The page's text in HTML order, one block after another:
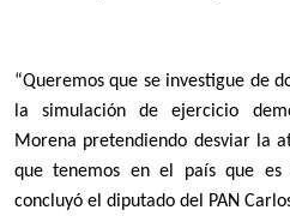
“Queremos que se investigue de
la simulación de ejercicio
Morena pretendiendo desviar la
que tenemos en el país que es
concluyó el diputado del PAN